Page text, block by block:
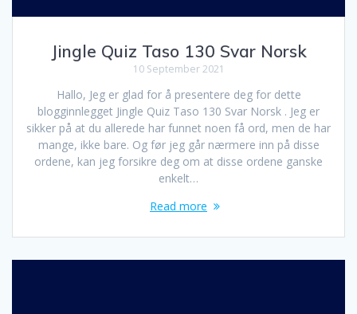
Jingle Quiz Taso 130 Svar Norsk
10 September 2021
Hallo, Jeg er glad for å presentere deg for dette
blogginnlegget Jingle Quiz Taso 130 Svar Norsk . Jeg er
sikker på at du allerede har funnet noen få ord, men de har
mange, ikke bare. Og før jeg går nærmere inn på disse
ordene, kan jeg forsikre deg om at disse ordene ganske
enkelt…
Read more